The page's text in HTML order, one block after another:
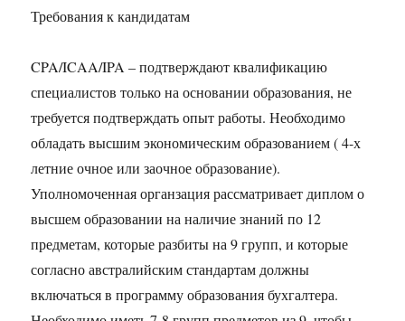
Требования к кандидатам
CPA/ICAA/IPA – подтверждают квалификацию
специалистов только на основании образования, не
требуется подтверждать опыт работы. Необходимо
обладать высшим экономическим образованием ( 4-х
летние очное или заочное образование).
Уполномоченная органзация рассматривает диплом о
высшем образовании на наличие знаний по 12
предметам, которые разбиты на 9 групп, и которые
согласно австралийским стандартам должны
включаться в программу образования бухгалтера.